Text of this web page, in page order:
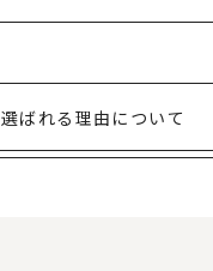
選ばれる理由について